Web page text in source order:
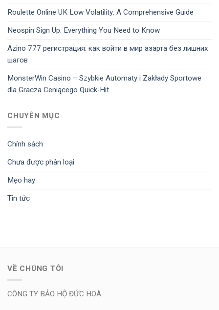
Roulette Online UK Low Volatility: A Comprehensive Guide
Neospin Sign Up: Everything You Need to Know
Azino 777 регистрация: как войти в мир азарта без лишних
шагов
MonsterWin Casino – Szybkie Automaty i Zakłady Sportowe
dla Gracza Ceniącego Quick‑Hit
CHUYÊN MỤC
Chính sách
Chưa được phân loại
Mẹo hay
Tin tức
VỀ CHÚNG TÔI
CÔNG TY BẢO HỘ ĐỨC HOÀ